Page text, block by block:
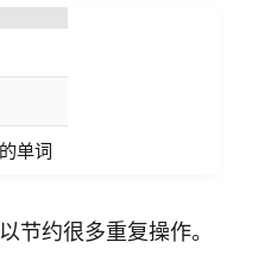
单词
节约很多重复操作。